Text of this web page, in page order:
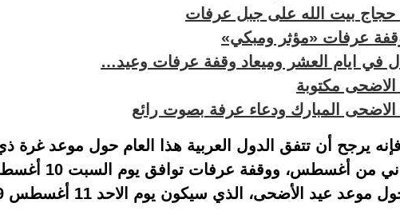
بيت الله على جبل عرفات
عرفات «مؤثر ومبكي»
في ايام العشر وميعاد وقفة عرفات وعيد…
الاضحى مكتوبة
الاضحى المبارك ودعاء عرفة بصوت رائع
يرجح أن تتفق الدول العربية هذا العام حول موعد غرة
يوم الجمعة الثاني
موعد عيد الأضحى، الذي سيكون يوم الاحد 11 أغسطس 2019.